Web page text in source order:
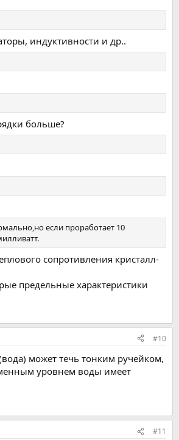
индуктивности и др..
больше?
если проработает 10
сопротивления кристалл-
предельные характеристики
#10
может течь тонким ручейком,
уровнем воды имеет
#11